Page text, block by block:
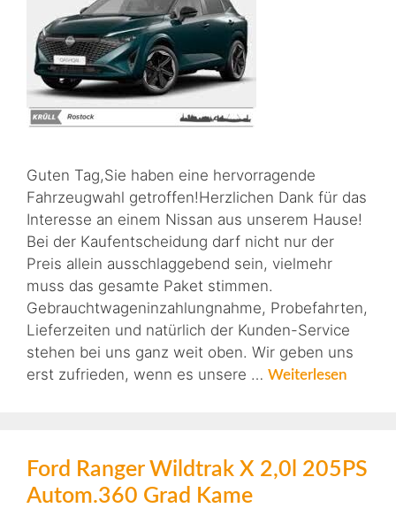
Guten Tag,Sie haben eine hervorragende
Fahrzeugwahl getroffen!Herzlichen Dank für das
Interesse an einem Nissan aus unserem Hause!
Bei der Kaufentscheidung darf nicht nur der
Preis allein ausschlaggebend sein, vielmehr
muss das gesamte Paket stimmen.
Gebrauchtwageninzahlungnahme, Probefahrten,
Lieferzeiten und natürlich der Kunden-Service
stehen bei uns ganz weit oben. Wir geben uns
erst zufrieden, wenn es unsere … Weiterlesen
Ford Ranger Wildtrak X 2,0l 205PS
Autom.360 Grad Kame